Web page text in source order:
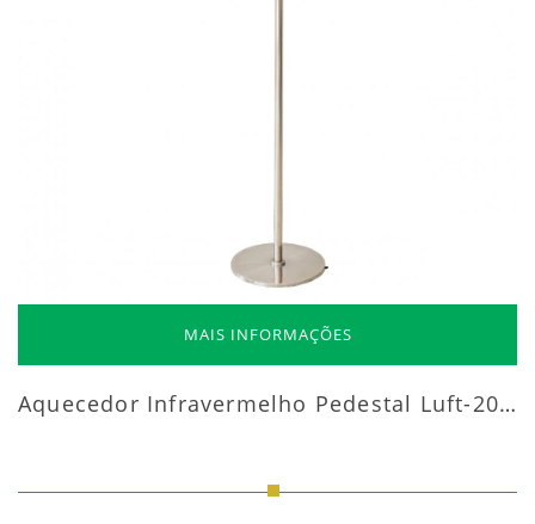
MAIS INFORMAÇÕES
Aquecedor Infravermelho Pedestal Luft-20000